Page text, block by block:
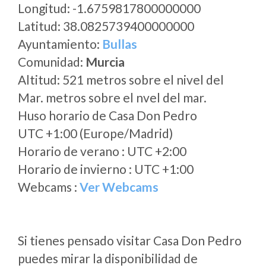
Longitud: -1.6759817800000000
Latitud: 38.0825739400000000
Ayuntamiento: Bullas
Comunidad: Murcia
Altitud: 521 metros sobre el nivel del
Mar. metros sobre el nvel del mar.
Huso horario de Casa Don Pedro
UTC +1:00 (Europe/Madrid)
Horario de verano : UTC +2:00
Horario de invierno : UTC +1:00
Webcams : Ver Webcams
Si tienes pensado visitar Casa Don Pedro
puedes mirar la disponibilidad de